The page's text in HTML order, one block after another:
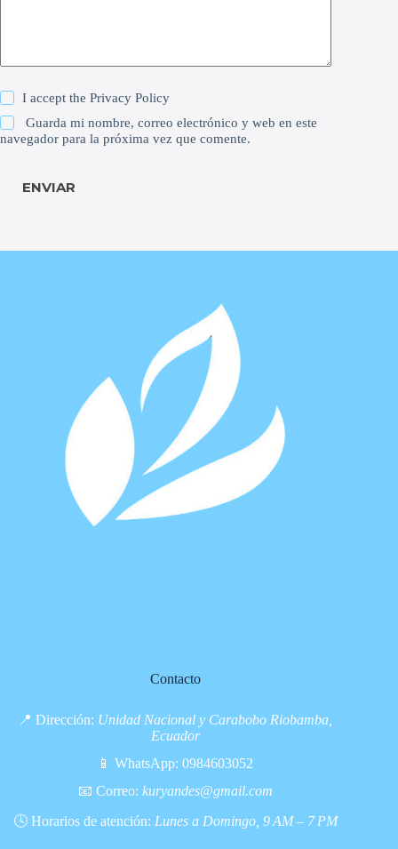
I accept thePrivacy Policy
Guarda mi nombre, correo electrónico y web en este
navegador para la próxima vez que comente.
ENVIAR
Contacto
📍 Dirección: Unidad Nacional y Carabobo Riobamba,
Ecuador
📱 WhatsApp:0984603052
📧 Correo: kuryandes@gmail.com
🕓 Horarios de atención: Lunes a Domingo, 9 AM – 7 PM